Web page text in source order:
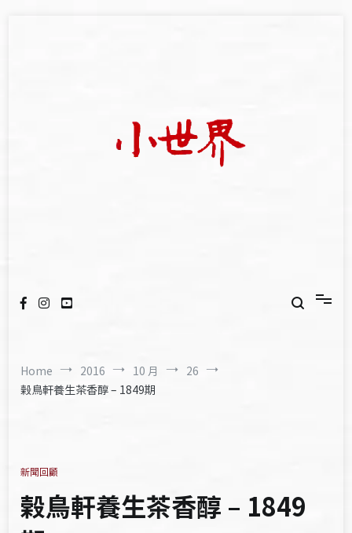
Home 2016 10 月
26
榖鳥軒養生茶香醇 – 1849期
新聞回顧
榖鳥軒養生茶香醇 – 1849